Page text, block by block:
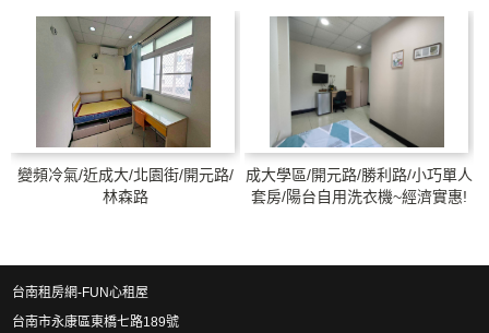
變頻冷氣/近成大/北園街/開元路/
林森路
成大學區/開元路/勝利路/小巧單人
套房/陽台自用洗衣機~經濟實惠!
台南租房網-FUN心租屋
台南市永康區東橋七路189號